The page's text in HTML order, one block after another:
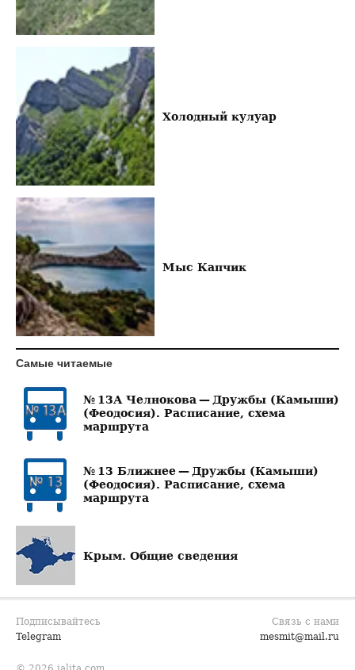
Холодный кулуар
Мыс Капчик
Самые читаемые
№ 13А Челнокова — Дружбы (Камыши)
(Феодосия). Расписание, схема
маршрута
№ 13 Ближнее — Дружбы (Камыши)
(Феодосия). Расписание, схема
маршрута
Крым. Общие сведения
Подписывайтесь
Telegram
Связь с нами
mesmit@mail.ru